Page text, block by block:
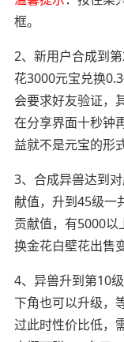
框。
2、新用户合成到
花3000元宝兑换
会要求好友验证，
在分享界面十秒钟
益就不是元宝的形
3、合成异兽达到
献值，升到45级一
贡献值，有5000
换金花白壁花出售
4、异兽升到第10
下角也可以升级，
过此时性价比低，